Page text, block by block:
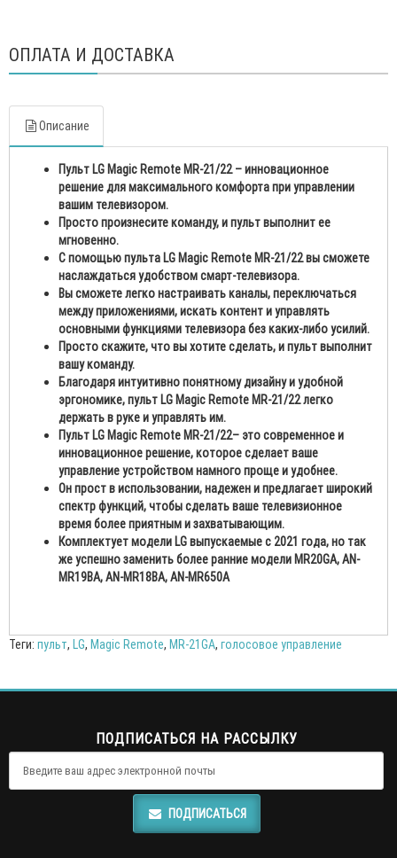
ОПЛАТА И ДОСТАВКА
Описание
Пульт LG Magic Remote MR-21/22 – инновационное
решение для максимального комфорта при управлении
вашим телевизором.
Просто произнесите команду, и пульт выполнит ее
мгновенно.
С помощью пульта LG Magic Remote MR-21/22 вы сможете
наслаждаться удобством смарт-телевизора.
Вы сможете легко настраивать каналы, переключаться
между приложениями, искать контент и управлять
основными функциями телевизора без каких-либо усилий.
Просто скажите, что вы хотите сделать, и пульт выполнит
вашу команду.
Благодаря интуитивно понятному дизайну и удобной
эргономике, пульт LG Magic Remote MR-21/22 легко
держать в руке и управлять им.
Пульт LG Magic Remote MR-21/22– это современное и
инновационное решение, которое сделает ваше
управление устройством намного проще и удобнее.
Он прост в использовании, надежен и предлагает широкий
спектр функций, чтобы сделать ваше телевизионное
время более приятным и захватывающим.
Комплектует модели LG выпускаемые с 2021 года,но так
же успешно заменить более ранние модели MR20GA, AN-
MR19BA, AN-MR18BA, AN-MR650A
Теги: пульт, LG, Magic Remote, MR-21GA, голосовое управление
ПОДПИСАТЬСЯ НА РАССЫЛКУ
ПОДПИСАТЬСЯ